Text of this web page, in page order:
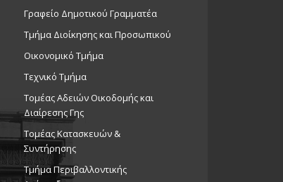
Γραφείο Δημοτικού Γραμματέα
Τμήμα Διοίκησης και Προσωπικού
Οικονομικό Τμήμα
Τεχνικό Τμήμα
Τομέας Αδειών Οικοδομής και
Διαίρεσης Γης
Τομέας Κατασκευών &
Συντήρησης
Τμήμα Περιβαλλοντικής